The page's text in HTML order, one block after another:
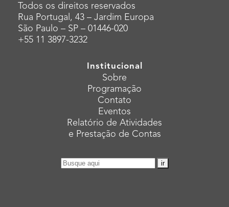
Todos os direitos reservados
Rua Portugal, 43 – Jardim Europa
São Paulo – SP – 01446-020
+55 11 3897-3232
Institucional
Sobre
Programação
Contato
Eventos
Relatório de Atividades
e Prestação de Contas